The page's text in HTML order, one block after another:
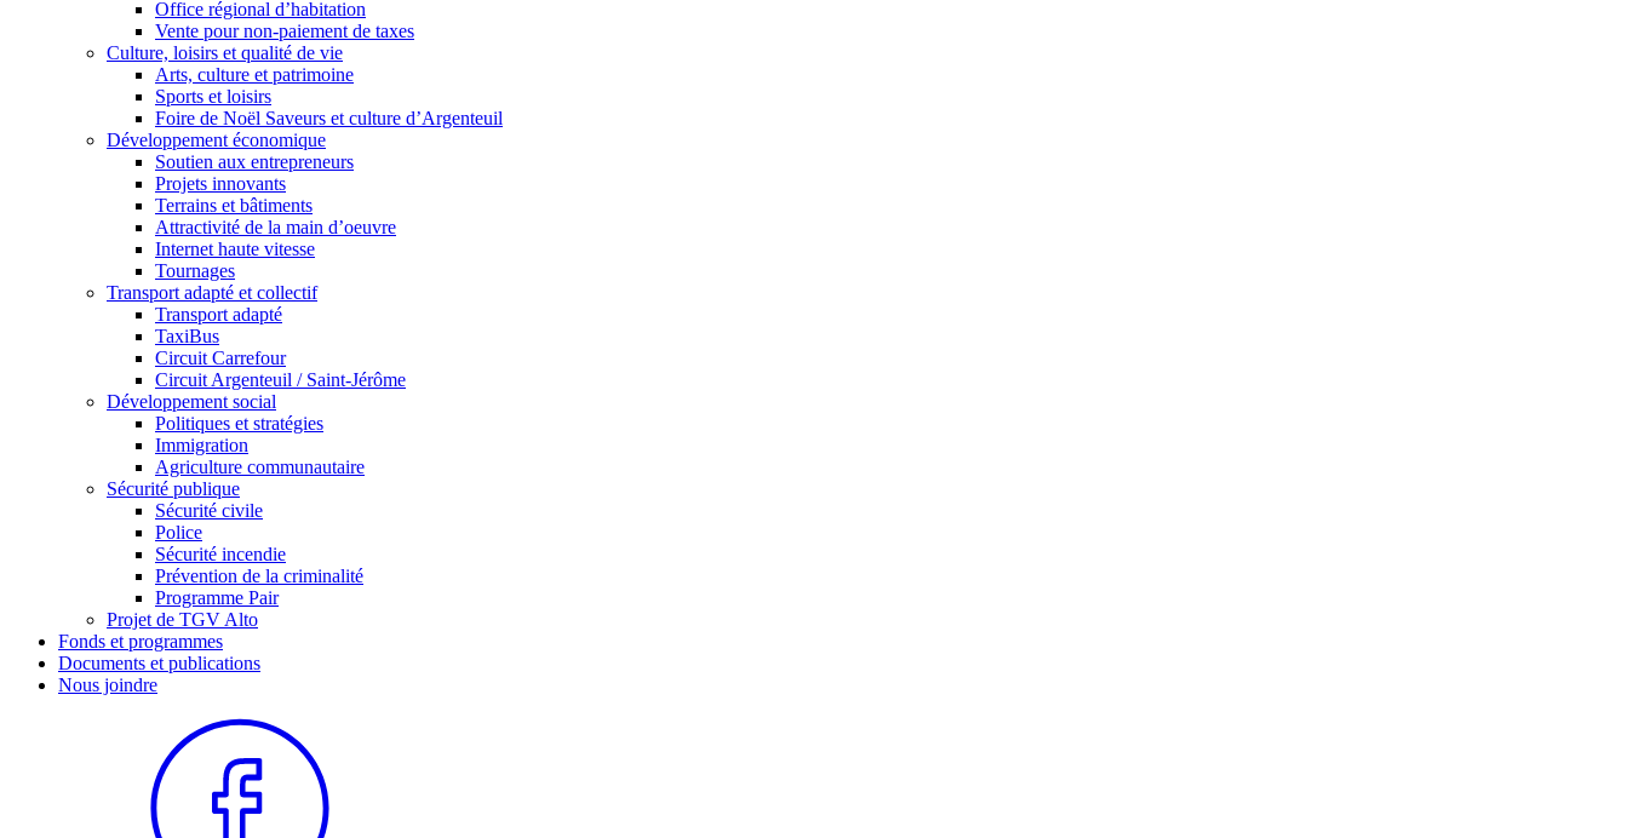
Office régional d’habitation
Vente pour non-paiement de taxes
Culture, loisirs et qualité de vie
Arts, culture et patrimoine
Sports et loisirs
Foire de Noël Saveurs et culture d’Argenteuil
Développement économique
Soutien aux entrepreneurs
Projets innovants
Terrains et bâtiments
Attractivité de la main d’oeuvre
Internet haute vitesse
Tournages
Transport adapté et collectif
Transport adapté
TaxiBus
Circuit Carrefour
Circuit Argenteuil / Saint-Jérôme
Développement social
Politiques et stratégies
Immigration
Agriculture communautaire
Sécurité publique
Sécurité civile
Police
Sécurité incendie
Prévention de la criminalité
Programme Pair
Projet de TGV Alto
Fonds et programmes
Documents et publications
Nous joindre